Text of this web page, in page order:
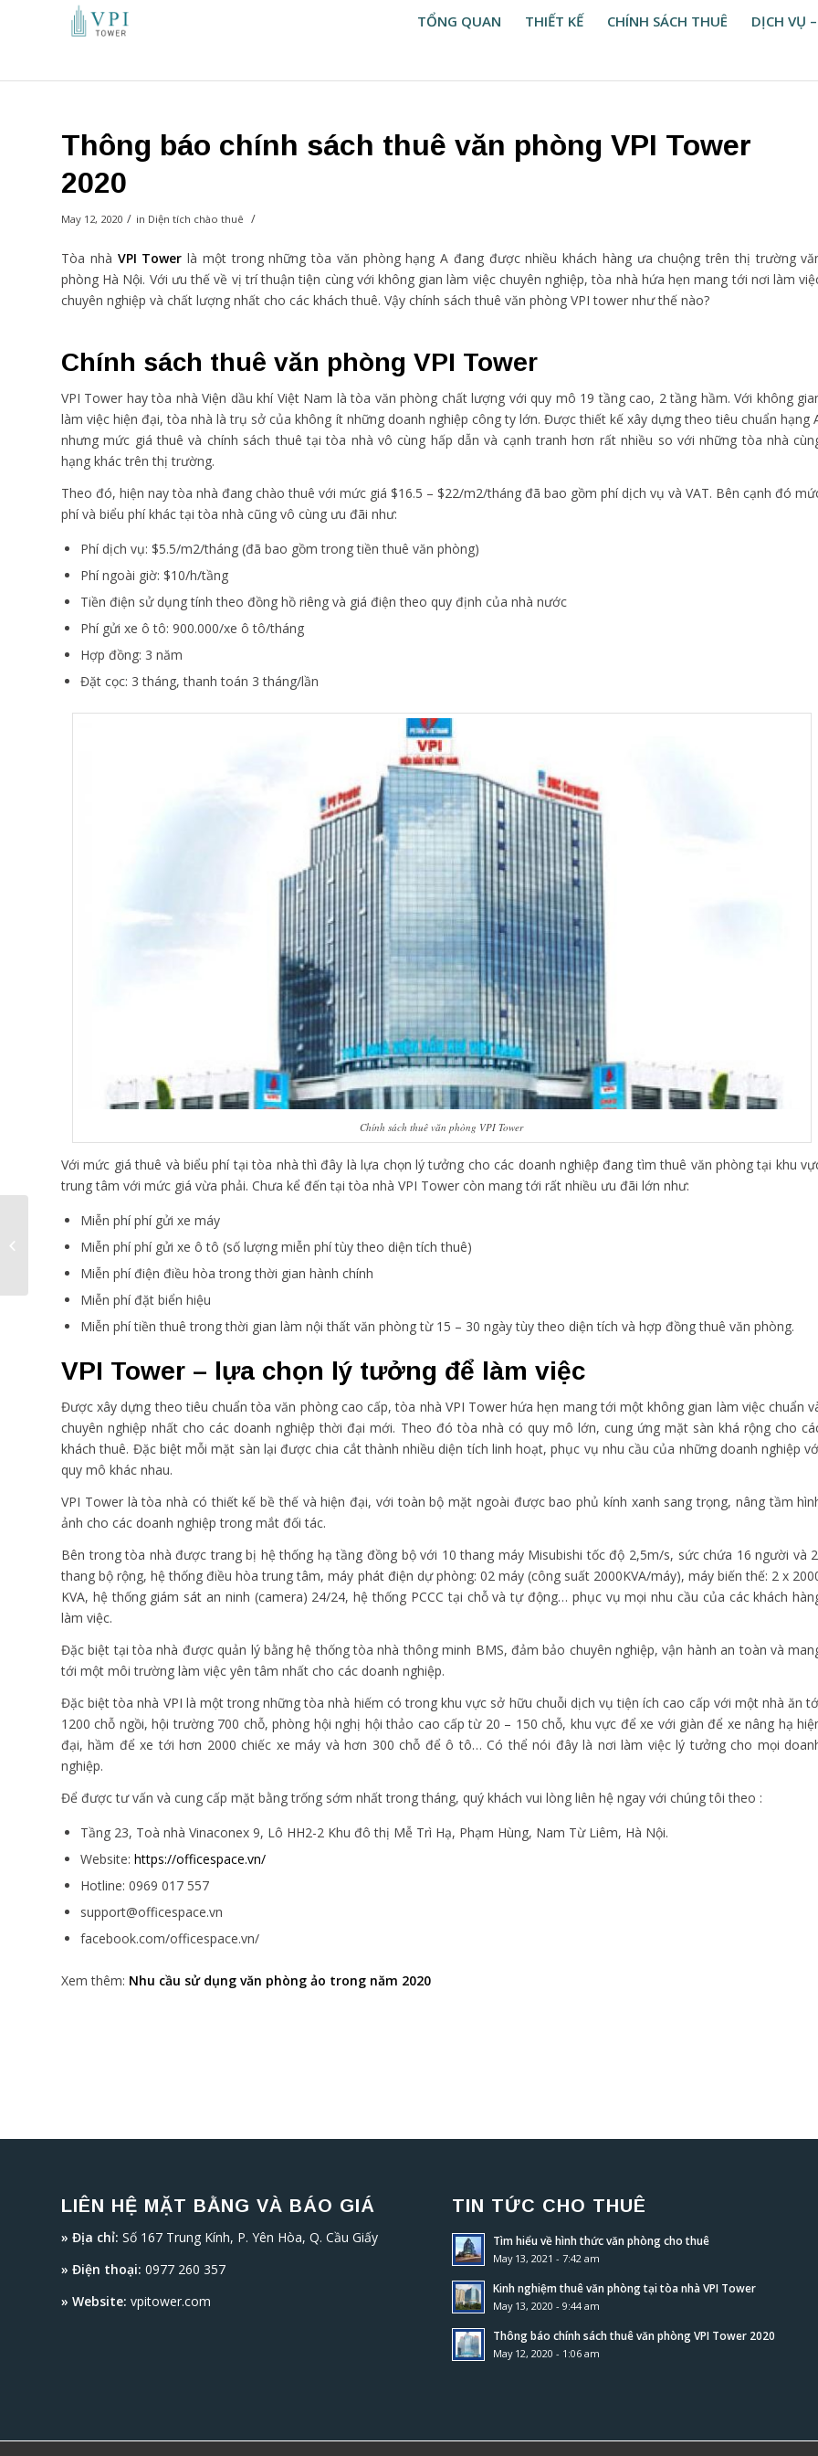
TỔNG QUAN THIẾT KẾ CHÍNH SÁCH THUÊ DỊCH VỤ
Thông báo chính sách thuê văn phòng VPI Tower
2020
May 12, 2020 / in Diện tích chào thuê /
Tòa nhà VPI Tower là một trong những tòa văn phòng hạng A đang được nhiều khách hàng ưa chuộng trên thị trường
phòng Hà Nội. Với ưu thế về vị trí thuận tiện cùng với không gian làm việc chuyên nghiệp, tòa nhà hứa hẹn mang tới nơi làm
chuyên nghiệp và chất lượng nhất cho các khách thuê. Vậy chính sách thuê văn phòng VPI tower như thế nào?
Chính sách thuê văn phòng VPI Tower
VPI Tower hay tòa nhà Viện dầu khí Việt Nam là tòa văn phòng chất lượng với quy mô 19 tầng cao, 2 tầng hầm. Với không
làm việc hiện đại, tòa nhà là trụ sở của không ít những doanh nghiệp công ty lớn. Được thiết kế xây dựng theo tiêu chuẩn hạng
nhưng mức giá thuê và chính sách thuê tại tòa nhà vô cùng hấp dẫn và cạnh tranh hơn rất nhiều so với những tòa nhà
hạng khác trên thị trường.
Theo đó, hiện nay tòa nhà đang chào thuê với mức giá $16.5 – $22/m2/tháng đã bao gồm phí dịch vụ và VAT. Bên cạnh đó
phí và biểu phí khác tại tòa nhà cũng vô cùng ưu đãi như:
Phí dịch vụ: $5.5/m2/tháng (đã bao gồm trong tiền thuê văn phòng)
Phí ngoài giờ: $10/h/tầng
Tiền điện sử dụng tính theo đồng hồ riêng và giá điện theo quy định của nhà nước
Phí gửi xe ô tô: 900.000/xe ô tô/tháng
Hợp đồng: 3 năm
Đặt cọc: 3 tháng, thanh toán 3 tháng/lần
Chính sách thuê văn phòng VPI Tower
Với mức giá thuê và biểu phí tại tòa nhà thì đây là lựa chọn lý tưởng cho các doanh nghiệp đang tìm thuê văn phòng tại khu
trung tâm với mức giá vừa phải. Chưa kể đến tại tòa nhà VPI Tower còn mang tới rất nhiều ưu đãi lớn như:
Miễn phí phí gửi xe máy
Miễn phí phí gửi xe ô tô (số lượng miễn phí tùy theo diện tích thuê)
Miễn phí điện điều hòa trong thời gian hành chính
Miễn phí đặt biển hiệu
Miễn phí tiền thuê trong thời gian làm nội thất văn phòng từ 15 – 30 ngày tùy theo diện tích và hợp đồng thuê văn phòng.
VPI Tower – lựa chọn lý tưởng để làm việc
Được xây dựng theo tiêu chuẩn tòa văn phòng cao cấp, tòa nhà VPI Tower hứa hẹn mang tới một không gian làm việc chuẩn
chuyên nghiệp nhất cho các doanh nghiệp thời đại mới. Theo đó tòa nhà có quy mô lớn, cung ứng mặt sàn khá rộng cho
khách thuê. Đặc biệt mỗi mặt sàn lại được chia cắt thành nhiều diện tích linh hoạt, phục vụ nhu cầu của những doanh nghiệp
quy mô khác nhau.
VPI Tower là tòa nhà có thiết kế bề thế và hiện đại, với toàn bộ mặt ngoài được bao phủ kính xanh sang trọng, nâng tầm
ảnh cho các doanh nghiệp trong mắt đối tác.
Bên trong tòa nhà được trang bị hệ thống hạ tầng đồng bộ với 10 thang máy Misubishi tốc độ 2,5m/s, sức chứa 16 người và
thang bộ rộng, hệ thống điều hòa trung tâm, máy phát điện dự phòng: 02 máy (công suất 2000KVA/máy), máy biến thế: 2 x
KVA, hệ thống giám sát an ninh (camera) 24/24, hệ thống PCCC tại chỗ và tự động… phục vụ mọi nhu cầu của các khách
làm việc.
Đặc biệt tại tòa nhà được quản lý bằng hệ thống tòa nhà thông minh BMS, đảm bảo chuyên nghiệp, vận hành an toàn và
tới một môi trường làm việc yên tâm nhất cho các doanh nghiệp.
Đặc biệt tòa nhà VPI là một trong những tòa nhà hiếm có trong khu vực sở hữu chuỗi dịch vụ tiện ích cao cấp với một nhà ăn
1200 chỗ ngồi, hội trường 700 chỗ, phòng hội nghị hội thảo cao cấp từ 20 – 150 chỗ, khu vực để xe với giàn để xe nâng hạ
đại, hầm để xe tới hơn 2000 chiếc xe máy và hơn 300 chỗ để ô tô… Có thể nói đây là nơi làm việc lý tưởng cho mọi
nghiệp.
Để được tư vấn và cung cấp mặt bằng trống sớm nhất trong tháng, quý khách vui lòng liên hệ ngay với chúng tôi theo :
Tầng 23, Toà nhà Vinaconex 9, Lô HH2-2 Khu đô thị Mễ Trì Hạ, Phạm Hùng, Nam Từ Liêm, Hà Nội.
Website: https://officespace.vn/
Hotline: 0969 017 557
support@officespace.vn
facebook.com/officespace.vn/
Xem thêm: Nhu cầu sử dụng văn phòng ảo trong năm 2020
LIÊN HỆ MẶT BẰNG VÀ BÁO GIÁ
» Địa chỉ: Số 167 Trung Kính, P. Yên Hòa, Q. Cầu Giấy
» Điện thoại: 0977 260 357
» Website: vpitower.com
TIN TỨC CHO THUÊ
Tìm hiểu về hình thức văn phòng cho thuê
May 13, 2021 - 7:42 am
Kinh nghiệm thuê văn phòng tại tòa nhà VPI Tower
May 13, 2020 - 9:44 am
Thông báo chính sách thuê văn phòng VPI Tower 2020
May 12, 2020 - 1:06 am
Diện tích mặt sàn cho
thuê tại tòa nhà Harec
Building còn khôn...